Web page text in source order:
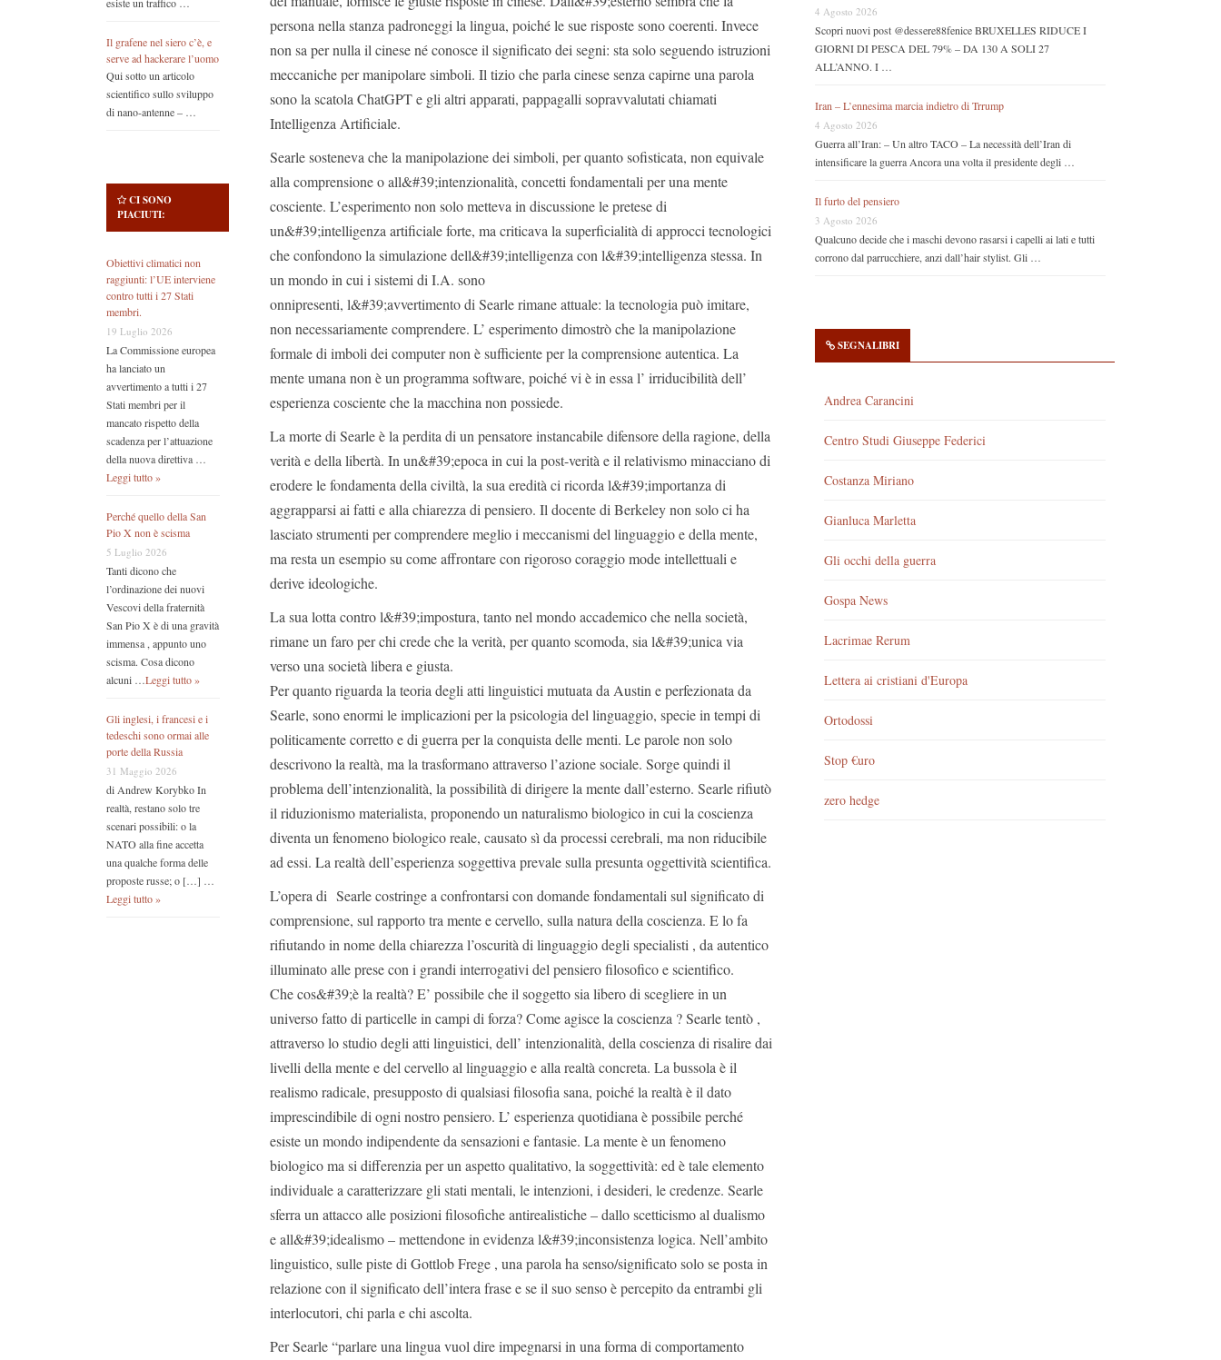
esiste un traffico …
Il grafene nel siero c’è, e
serve ad hackerare l’uomo
Qui sotto un articolo
scientifico sullo sviluppo
di nano-antenne – …
CI SONO
PIACIUTI:
Obiettivi climatici non
raggiunti: l’UE interviene
contro tutti i 27 Stati
membri.
19 Luglio 2026
La Commissione europea
ha lanciato un
avvertimento a tutti i 27
Stati membri per il
mancato rispetto della
scadenza per l’attuazione
della nuova direttiva …
Leggi tutto »
Perché quello della San
Pio X non è scisma
5 Luglio 2026
Tanti dicono che
l’ordinazione dei nuovi
Vescovi della fraternità
San Pio X è di una gravità
immensa , appunto uno
scisma. Cosa dicono
alcuni …Leggi tutto »
Gli inglesi, i francesi e i
tedeschi sono ormai alle
porte della Russia
31 Maggio 2026
di Andrew Korybko In
realtà, restano solo tre
scenari possibili: o la
NATO alla fine accetta
una qualche forma delle
proposte russe; o […] …
Leggi tutto »
persona nella stanza padroneggi la lingua, poiché le sue risposte sono coerenti. Invece
non sa per nulla il cinese né conosce il significato dei segni: sta solo seguendo istruzioni
meccaniche per manipolare simboli. Il tizio che parla cinese senza capirne una parola
sono la scatola ChatGPT e gli altri apparati, pappagalli sopravvalutati chiamati
Intelligenza Artificiale.
Searle sosteneva che la manipolazione dei simboli, per quanto sofisticata, non equivale
alla comprensione o all&#39;intenzionalità, concetti fondamentali per una mente
cosciente. L’esperimento non solo metteva in discussione le pretese di
un&#39;intelligenza artificiale forte, ma criticava la superficialità di approcci tecnologici
che confondono la simulazione dell&#39;intelligenza con l&#39;intelligenza stessa. In
un mondo in cui i sistemi di I.A. sono
onnipresenti, l&#39;avvertimento di Searle rimane attuale: la tecnologia può imitare,
non necessariamente comprendere. L’ esperimento dimostrò che la manipolazione
formale di imboli dei computer non è sufficiente per la comprensione autentica. La
mente umana non è un programma software, poiché vi è in essa l’ irriducibilità dell’
esperienza cosciente che la macchina non possiede.
La morte di Searle è la perdita di un pensatore instancabile difensore della ragione, della
verità e della libertà. In un&#39;epoca in cui la post-verità e il relativismo minacciano di
erodere le fondamenta della civiltà, la sua eredità ci ricorda l&#39;importanza di
aggrapparsi ai fatti e alla chiarezza di pensiero. Il docente di Berkeley non solo ci ha
lasciato strumenti per comprendere meglio i meccanismi del linguaggio e della mente,
ma resta un esempio su come affrontare con rigoroso coraggio mode intellettuali e
derive ideologiche.
La sua lotta contro l&#39;impostura, tanto nel mondo accademico che nella società,
rimane un faro per chi crede che la verità, per quanto scomoda, sia l&#39;unica via
verso una società libera e giusta.
Per quanto riguarda la teoria degli atti linguistici mutuata da Austin e perfezionata da
Searle, sono enormi le implicazioni per la psicologia del linguaggio, specie in tempi di
politicamente corretto e di guerra per la conquista delle menti. Le parole non solo
descrivono la realtà, ma la trasformano attraverso l’azione sociale. Sorge quindi il
problema dell’intenzionalità, la possibilità di dirigere la mente dall’esterno. Searle rifiutò
il riduzionismo materialista, proponendo un naturalismo biologico in cui la coscienza
diventa un fenomeno biologico reale, causato sì da processi cerebrali, ma non riducibile
ad essi. La realtà dell’esperienza soggettiva prevale sulla presunta oggettività scientifica.
L’opera di Searle costringe a confrontarsi con domande fondamentali sul significato di
comprensione, sul rapporto tra mente e cervello, sulla natura della coscienza. E lo fa
rifiutando in nome della chiarezza l’oscurità di linguaggio degli specialisti , da autentico
illuminato alle prese con i grandi interrogativi del pensiero filosofico e scientifico.
Che cos&#39;è la realtà? E’ possibile che il soggetto sia libero di scegliere in un
universo fatto di particelle in campi di forza? Come agisce la coscienza ? Searle tentò ,
attraverso lo studio degli atti linguistici, dell’ intenzionalità, della coscienza di risalire dai
livelli della mente e del cervello al linguaggio e alla realtà concreta. La bussola è il
realismo radicale, presupposto di qualsiasi filosofia sana, poiché la realtà è il dato
imprescindibile di ogni nostro pensiero. L’ esperienza quotidiana è possibile perché
esiste un mondo indipendente da sensazioni e fantasie. La mente è un fenomeno
biologico ma si differenzia per un aspetto qualitativo, la soggettività: ed è tale elemento
individuale a caratterizzare gli stati mentali, le intenzioni, i desideri, le credenze. Searle
sferra un attacco alle posizioni filosofiche antirealistiche – dallo scetticismo al dualismo
e all&#39;idealismo – mettendone in evidenza l&#39;inconsistenza logica. Nell’ambito
linguistico, sulle piste di Gottlob Frege , una parola ha senso/significato solo se posta in
relazione con il significato dell’intera frase e se il suo senso è percepito da entrambi gli
interlocutori, chi parla e chi ascolta.
Per Searle “parlare una lingua vuol dire impegnarsi in una forma di comportamento
4 Agosto 2026
Scopri nuovi post @dessere88fenice BRUXELLES RIDUCE I
GIORNI DI PESCA DEL 79% – DA 130 A SOLI 27
ALL’ANNO. I …
Iran – L’ennesima marcia indietro di Trrump
4 Agosto 2026
Guerra all’Iran: – Un altro TACO – La necessità dell’Iran di
intensificare la guerra Ancora una volta il presidente degli …
Il furto del pensiero
3 Agosto 2026
Qualcuno decide che i maschi devono rasarsi i capelli ai lati e tutti
corrono dal parrucchiere, anzi dall’hair stylist. Gli …
SEGNALIBRI
Andrea Carancini
Centro Studi Giuseppe Federici
Costanza Miriano
Gianluca Marletta
Gli occhi della guerra
Gospa News
Lacrimae Rerum
Lettera ai cristiani d'Europa
Ortodossi
Stop €uro
zero hedge